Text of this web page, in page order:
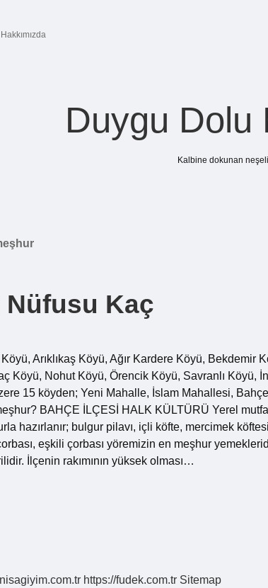
Hakkımızda
Duygu Dolu
Kalbine dokunan
Kaç
Arıklıkaş Köyü, Ağır Kardere Köyü, Bekdemir
Köyü, Nohut Köyü, Örencik Köyü, Savranlı Köyü,
15 köyden; Yeni Mahalle, İslam Mahallesi,
BAHÇE İLÇESİ HALK KÜLTÜRÜ Yerel
hazırlanır; bulgur pilavı, içli köfte, mercimek
eşkili çorbası yöremizin en meşhur
İlçenin rakımının yüksek olması…
https://fudek.com.tr Sitemap